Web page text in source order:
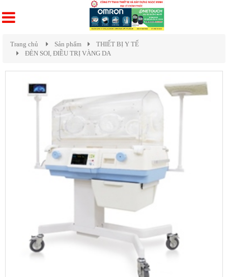
Trang chủ Sản phẩm
THIẾT BỊ Y TẾ
ĐÈN SOI, ĐIỀU TRỊ VÀNG DA